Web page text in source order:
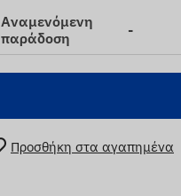
Αναμενόμενη
παράδοση
-
Προσθήκη στα αγαπημένα